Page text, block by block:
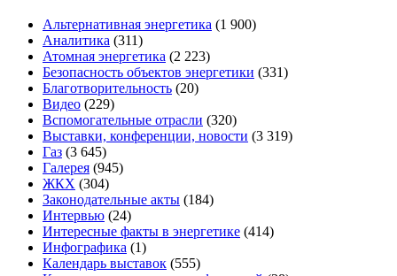
Альтернативная энергетика (1 900)
Аналитика (311)
Атомная энергетика (2 223)
Безопасность объектов энергетики (331)
Благотворительность (20)
Видео (229)
Вспомогательные отрасли (320)
Выставки, конференции, новости (3 319)
Газ (3 645)
Галерея (945)
ЖКХ (304)
Законодательные акты (184)
Интервью (24)
Интересные факты в энергетике (414)
Инфографика (1)
Календарь выставок (555)